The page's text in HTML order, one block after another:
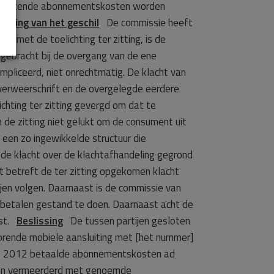
abonnementskosten worden
van het geschil De commissie heeft
met de toelichting ter zitting, is de
bij de overgang van de ene
niet onrechtmatig. De klacht van
en de overgelegde eerdere
ter zitting gevergd om dat te
zitting niet gelukt om de consument uit
zo ingewikkelde structuur die
klacht over de klachtafhandeling gegrond
betreft de ter zitting opgekomen klacht
volgen. Daarnaast is de commissie van
gestand te doen. Daarnaast acht de
Beslissing De tussen partijen gesloten
mobiele aansluiting met [het nummer]
2012 betaalde abonnementskosten ad
vermeerderd met genoemde